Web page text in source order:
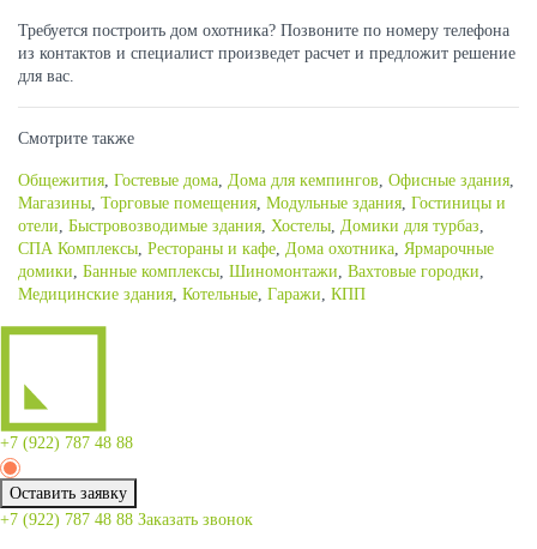
Требуется построить дом охотника? Позвоните по номеру телефона
из контактов и специалист произведет расчет и предложит решение
для вас.
Смотрите также
Общежития, Гостевые дома, Дома для кемпингов, Офисные здания,
Магазины, Торговые помещения, Модульные здания, Гостиницы и
отели, Быстровозводимые здания, Хостелы, Домики для турбаз,
СПА Комплексы, Рестораны и кафе, Дома охотника, Ярмарочные
домики, Банные комплексы, Шиномонтажи, Вахтовые городки,
Медицинские здания, Котельные, Гаражи, КПП
+7 (922) 787 48 88
Оставить заявку
+7 (922) 787 48 88 Заказать звонок